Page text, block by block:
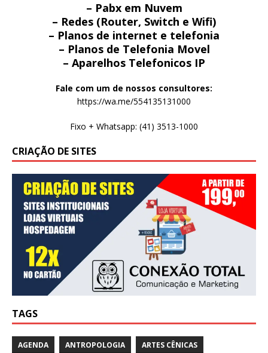
– Pabx em Nuvem
– Redes (Router, Switch e Wifi)
– Planos de internet e telefonia
– Planos de Telefonia Movel
– Aparelhos Telefonicos IP
Fale com um de nossos consultores:
https://wa.me/554135131000
Fixo + Whatsapp: (41) 3513-1000
CRIAÇÃO DE SITES
TAGS
AGENDA ANTROPOLOGIA ARTES CÊNICAS